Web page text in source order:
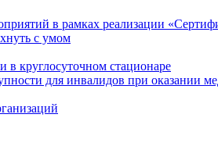
в рамках реализации
с умом
в круглосуточном стационаре
для инвалидов при оказании